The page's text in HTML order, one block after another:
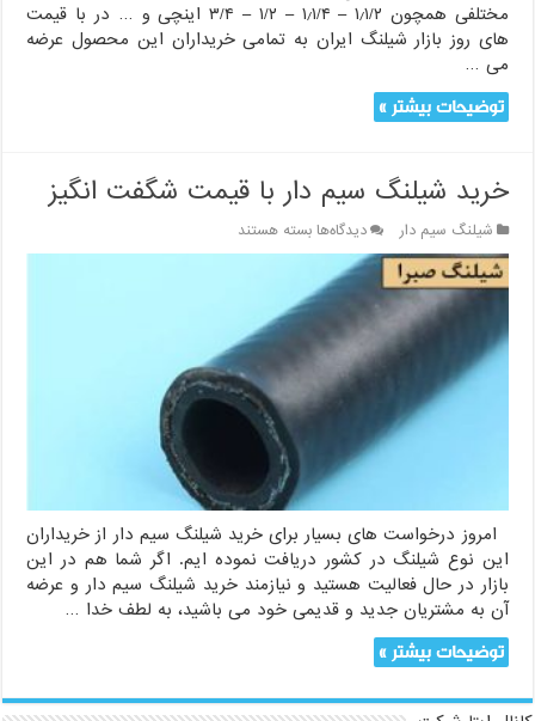
مختلفی همچون ۱٫۱/۲ – ۱٫۱/۴ – ۱/۲ – ۳/۴ اینچی و … در با قیمت
های روز بازار شیلنگ ایران به تمامی خریداران این محصول عرضه
می …
توضیحات بیشتر »
خرید شیلنگ سیم دار با قیمت شگفت انگیز
شیلنگ سیم دار دیدگاه‌هابرای
خرید
سیم
دار
قیمت
شگفت
انگیز
بسته هستند
امروز درخواست های بسیار برای خرید شیلنگ سیم دار از خریداران
این نوع شیلنگ در کشور دریافت نموده ایم. اگر شما هم در این
بازار در حال فعالیت هستید و نیازمند خرید شیلنگ سیم دار و عرضه
آن به مشتریان جدید و قدیمی خود می باشید، به لطف خدا …
توضیحات بیشتر »